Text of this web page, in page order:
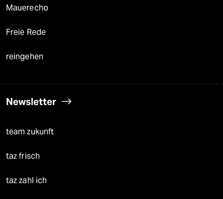
Mauerecho
Freie Rede
reingehen
Newsletter
team zukunft
taz frisch
taz zahl ich